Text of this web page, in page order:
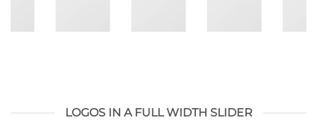
LOGOS IN A FULL WIDTH SLIDER